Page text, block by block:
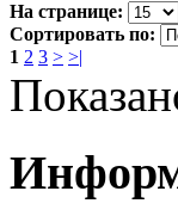
На странице:
Сортировать по:
1 2 3 > >|